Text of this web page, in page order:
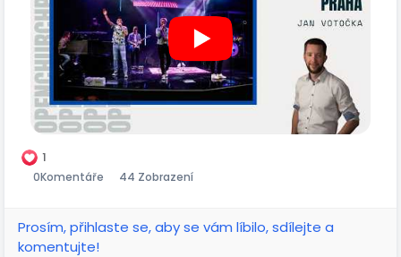
1
0Komentáře 44 Zobrazení
Prosím, přihlaste se, aby se vám líbilo, sdílejte a
komentujte!